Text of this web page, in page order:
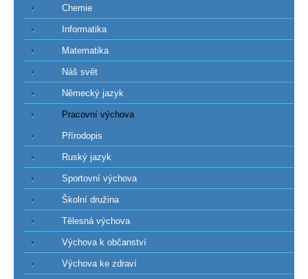
Chemie
Informatika
Matematika
Náš svět
Německý jazyk
Pracovní výchova
Přírodopis
Ruský jazyk
Sportovní výchova
Školní družina
Tělesná výchova
Výchova k občanství
Výchova ke zdraví